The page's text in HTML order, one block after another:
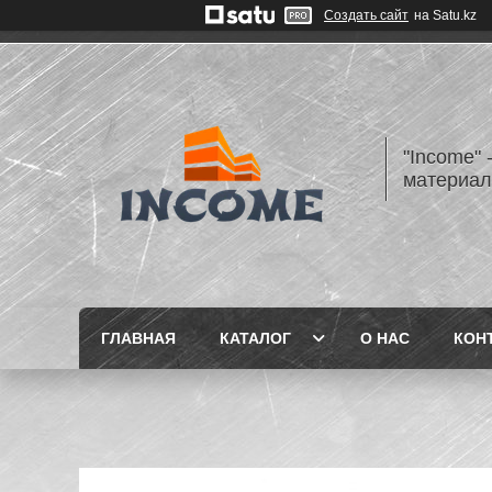
Создать сайт на Satu.kz
"Income"
ГЛАВНАЯ КАТАЛОГ О НАС